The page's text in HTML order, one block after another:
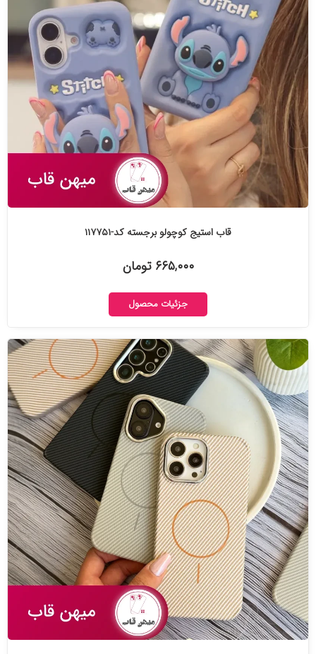
قاب استیج کوچولو برجسته کد-۱۱۷۷۵۱
۶۶۵,۰۰۰ تومان
جزئیات محصول